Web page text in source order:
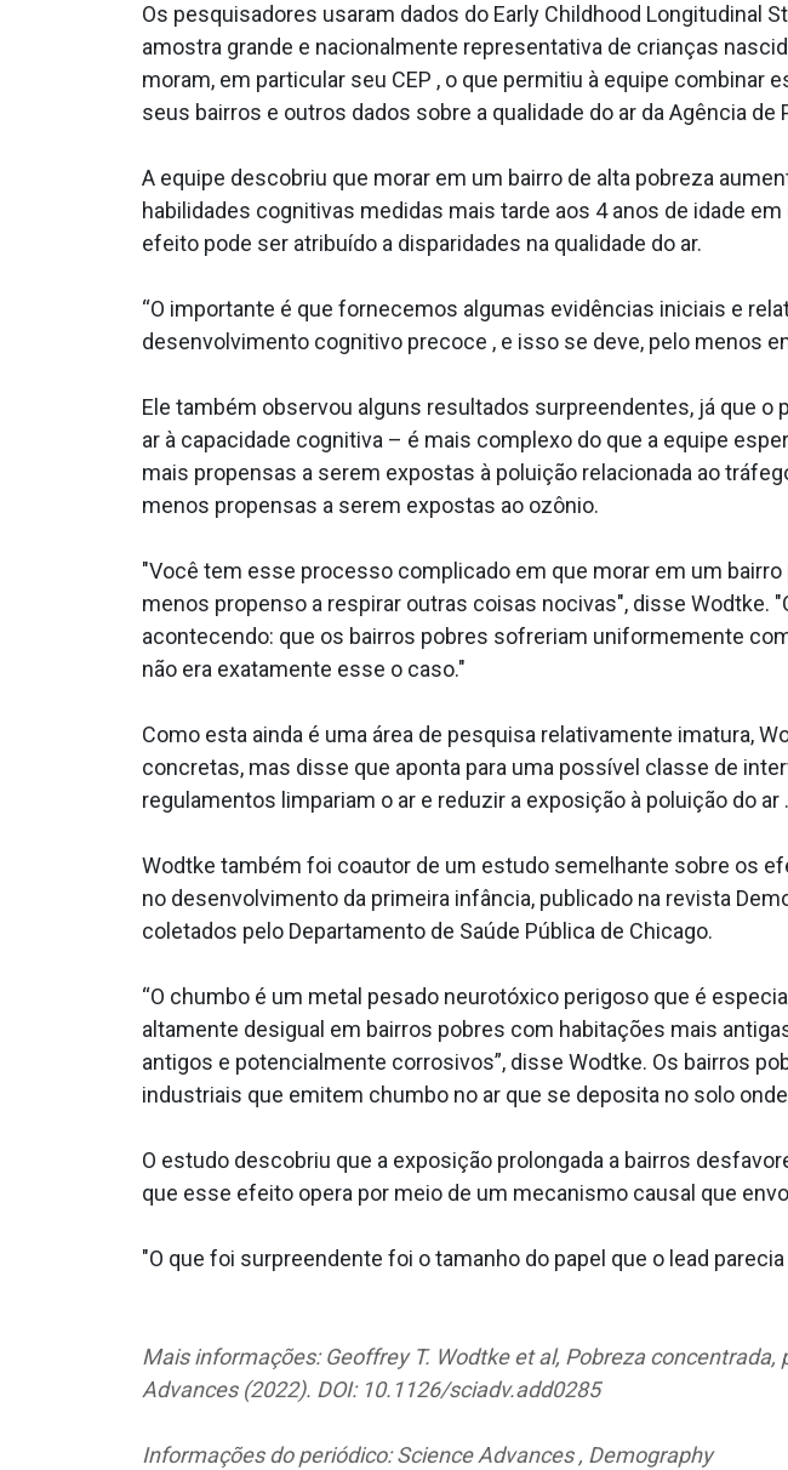
Os pesquisadores usaram dados do Early Childhood Longitudinal
amostra grande e nacionalmente representativa de crianças
moram, em particular seu CEP , o que permitiu à equipe
seus bairros e outros dados sobre a qualidade do ar da Agência de
A equipe descobriu que morar em um bairro de alta pobreza
habilidades cognitivas medidas mais tarde aos 4 anos de idade
efeito pode ser atribuído a disparidades na qualidade do ar.
“O importante é que fornecemos algumas evidências iniciais e
desenvolvimento cognitivo precoce , e isso se deve, pelo menos
Ele também observou alguns resultados surpreendentes, já que
ar à capacidade cognitiva – é mais complexo do que a equipe
mais propensas a serem expostas à poluição relacionada ao
menos propensas a serem expostas ao ozônio.
"Você tem esse processo complicado em que morar em um
menos propenso a respirar outras coisas nocivas", disse Wodtke.
acontecendo: que os bairros pobres sofreriam uniformemente
não era exatamente esse o caso."
Como esta ainda é uma área de pesquisa relativamente imatura,
concretas, mas disse que aponta para uma possível classe de
regulamentos limpariam o ar e reduzir a exposição à poluição do ar .
Wodtke também foi coautor de um estudo semelhante sobre os
no desenvolvimento da primeira infância, publicado na revista
coletados pelo Departamento de Saúde Pública de Chicago.
“O chumbo é um metal pesado neurotóxico perigoso que é
altamente desigual em bairros pobres com habitações mais
antigos e potencialmente corrosivos”, disse Wodtke. Os bairros
industriais que emitem chumbo no ar que se deposita no solo
O estudo descobriu que a exposição prolongada a bairros
que esse efeito opera por meio de um mecanismo causal que
"O que foi surpreendente foi o tamanho do papel que o lead
Mais informações: Geoffrey T. Wodtke et al, Pobreza
Advances (2022). DOI: 10.1126/sciadv.add0285
Informações do periódico: Science Advances , Demography